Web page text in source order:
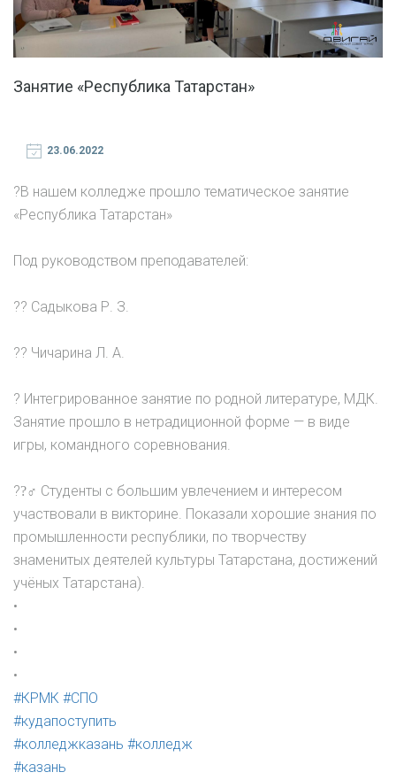
Занятие «Республика Татарстан»
23.06.2022
?В нашем колледже прошло тематическое занятие
«Республика Татарстан»
Под руководством преподавателей:
?? Садыкова Р. З.
?? Чичарина Л. А.
? Интегрированное занятие по родной литературе, МДК.
Занятие прошло в нетрадиционной форме — в виде
игры, командного соревнования.
??‍♂ Студенты с большим увлечением и интересом
участвовали в викторине. Показали хорошие знания по
промышленности республики, по творчеству
знаменитых деятелей культуры Татарстана, достижений
учёных Татарстана).
•
•
•
•
#КРМК #СПО
#кудапоступить
#колледжказань #колледж
#казань